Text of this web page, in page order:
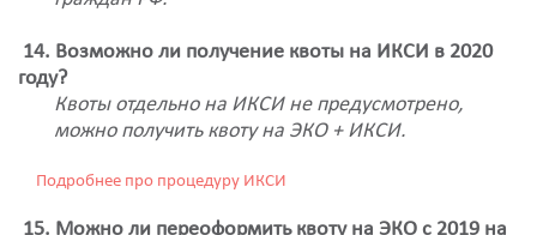
14. Возможно ли получение квоты на ИКСИ в 2020
году?
Квоты отдельно на ИКСИ не предусмотрено,
можно получить квоту на ЭКО + ИКСИ.
Подробнее про процедуру ИКСИ
15. Можно ли переоформить квоту на ЭКО с 2019 на